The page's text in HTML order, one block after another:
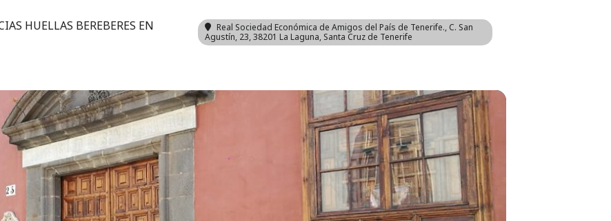
HUELLAS BEREBERES EN
Real Sociedad Económica de Amigos del País de Tenerife., C. San
Agustín, 23, 38201 La Laguna, Santa Cruz de Tenerife